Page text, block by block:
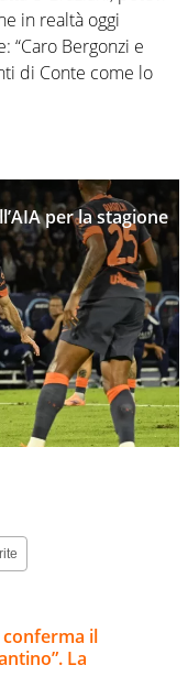
in realtà oggi
“Caro Bergonzi e
di Conte come lo
per la stagione
conferma il
La